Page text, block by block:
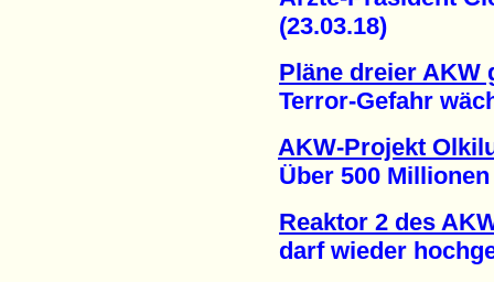
(23.03.18)
Pläne dreier AKW
Terror-Gefahr
AKW-Projekt
Über 500 Millionen
Reaktor 2 des
darf wieder